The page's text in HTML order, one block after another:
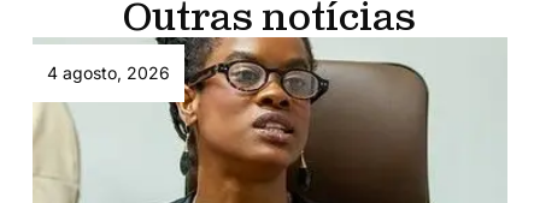
Outras notícias
4 agosto, 2026